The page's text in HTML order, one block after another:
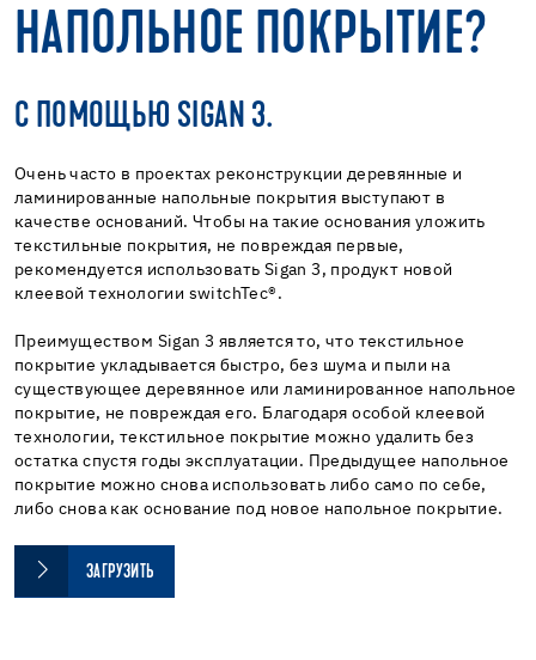
НАПОЛЬНОЕ ПОКРЫТИЕ?
С ПОМОЩЬЮ SIGAN 3.
Очень часто в проектах реконструкции деревянные и
ламинированные напольные покрытия выступают в
качестве оснований. Чтобы на такие основания уложить
текстильные покрытия, не повреждая первые,
рекомендуется использовать Sigan 3, продукт новой
клеевой технологии switchTec®.
Преимуществом Sigan 3 является то, что текстильное
покрытие укладывается быстро, без шума и пыли на
существующее деревянное или ламинированное напольное
покрытие, не повреждая его. Благодаря особой клеевой
технологии, текстильное покрытие можно удалить без
остатка спустя годы эксплуатации. Предыдущее напольное
покрытие можно снова использовать либо само по себе,
либо снова как основание под новое напольное покрытие.
ЗАГРУЗИТЬ